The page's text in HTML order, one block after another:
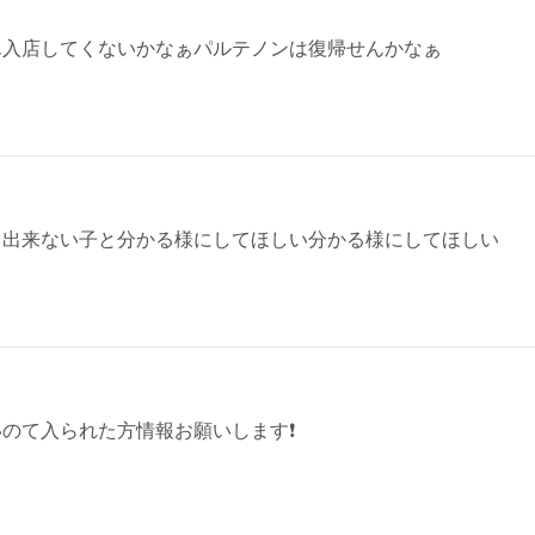
店してくないかなぁパルテノンは復帰せんかなぁ
来ない子と分かる様にしてほしい分かる様にしてほしい
て入られた方情報お願いします❗️